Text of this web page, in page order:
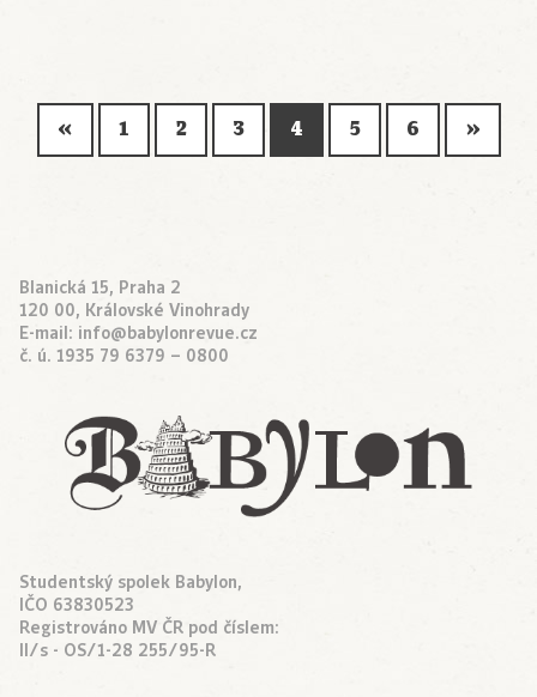
« 1 2 3 4 5 6 »
Blanická 15, Praha 2
120 00, Královské Vinohrady
E-mail: info@babylonrevue.cz
č. ú. 1935 79 6379 – 0800
Studentský spolek Babylon,
IČO 63830523
Registrováno MV ČR pod číslem:
II/s - OS/1-28 255/95-R